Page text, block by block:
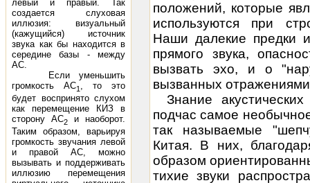
левый и правый. Так
создается слуховая
иллюзия: визуальный
(кажущийся) источник
звука как бы находится в
середине базы - между
АС.
Если уменьшить
громкость АС1 , то это
будет воспринято слухом
как перемещение КИЗ в
сторону АС2
и наоборот.
Таким образом, варьируя
громкость звучания левой
и правой АС, можно
вызывать и поддерживать
иллюзию перемещения
положений, которые
используются при
Наши далекие предки
прямого звука,
вызвать эхо, и о
вызванных отражениями
Знание
подчас самое
так называемые
Китая. В них,
образом
тихие звуки